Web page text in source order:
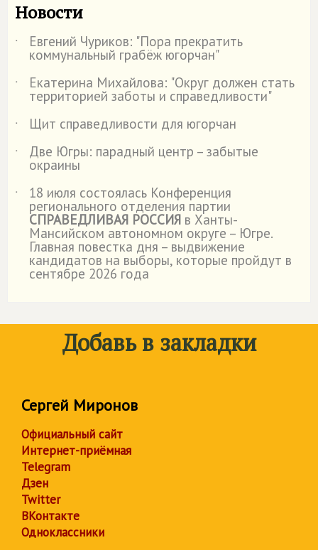
Новости
˙ Евгений Чуриков: "Пора прекратить
коммунальный грабёж югорчан"
˙
Екатерина Михайлова: "Округ должен стать
территорией заботы и справедливости"
˙
Щит справедливости для югорчан
˙
Две Югры: парадный центр – забытые
окраины
˙
18 июля состоялась Конференция
регионального отделения партии
СПРАВЕДЛИВАЯ РОССИЯ в Ханты-
Мансийском автономном округе – Югре.
Главная повестка дня – выдвижение
кандидатов на выборы, которые пройдут в
сентябре 2026 года
Добавь в закладки
Сергей Миронов
Официальный сайт
Интернет-приёмная
Telegram
Дзен
Twitter
ВКонтакте
Одноклассники